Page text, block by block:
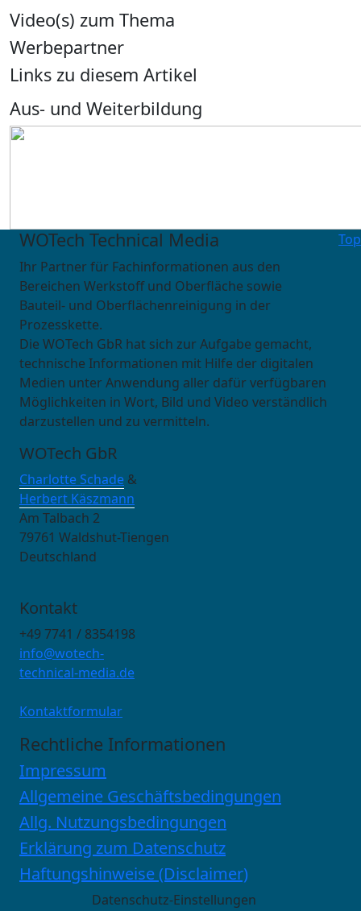
Video(s) zum Thema
Werbepartner
Links zu diesem Artikel
Aus- und Weiterbildung
Top
WOTech Technical Media
Ihr Partner für Fachinformationen aus den
Bereichen Werkstoff und Oberfläche sowie
Bauteil- und Oberflächenreinigung in der
Prozesskette.
Die WOTech GbR hat sich zur Aufgabe gemacht,
technische Informationen mit Hilfe der digitalen
Medien unter Anwendung aller dafür verfügbaren
Möglichkeiten in Wort, Bild und Video verständlich
darzustellen und zu vermitteln.
WOTech GbR
Charlotte Schade &
Herbert Käszmann
Am Talbach 2
79761 Waldshut-Tiengen
Deutschland
Kontakt
+49 7741 / 8354198
info@wotech-
technical-media.de
Kontaktformular
Rechtliche Informationen
Impressum
Allgemeine Geschäftsbedingungen
Allg. Nutzungsbedingungen
Erklärung zum Datenschutz
Haftungshinweise (Disclaimer)
Datenschutz-Einstellungen